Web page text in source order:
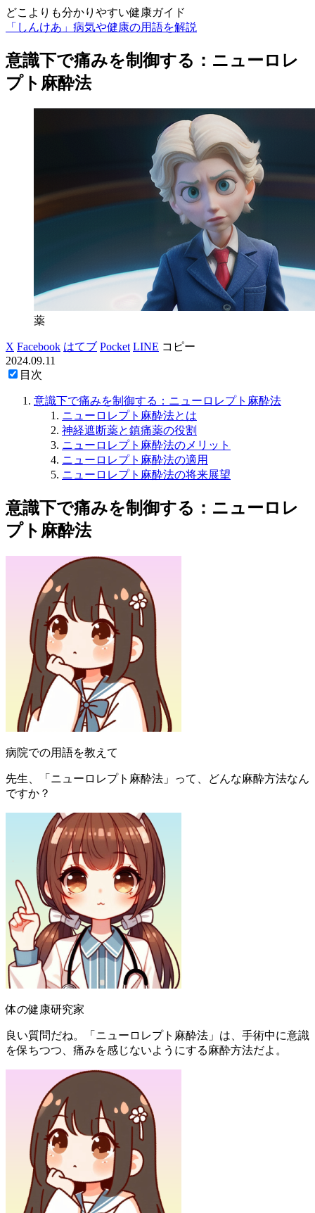
どこよりも分かりやすい健康ガイド
「しんけあ」病気や健康の用語を解説
意識下で痛みを制御する：ニューロレ
プト麻酔法
薬
X Facebook はてブ Pocket LINE コピー
2024.09.11
目次
意識下で痛みを制御する：ニューロレプト麻酔法
ニューロレプト麻酔法とは
神経遮断薬と鎮痛薬の役割
ニューロレプト麻酔法のメリット
ニューロレプト麻酔法の適用
ニューロレプト麻酔法の将来展望
意識下で痛みを制御する：ニューロレ
プト麻酔法
病院での用語を教えて
先生、「ニューロレプト麻酔法」って、どんな麻酔方法なん
ですか？
体の健康研究家
良い質問だね。「ニューロレプト麻酔法」は、手術中に意識
を保ちつつ、痛みを感じないようにする麻酔方法だよ。